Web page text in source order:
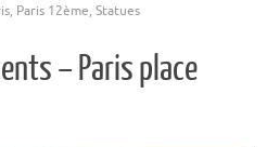
, Paris 12ème, Statues
– Paris place